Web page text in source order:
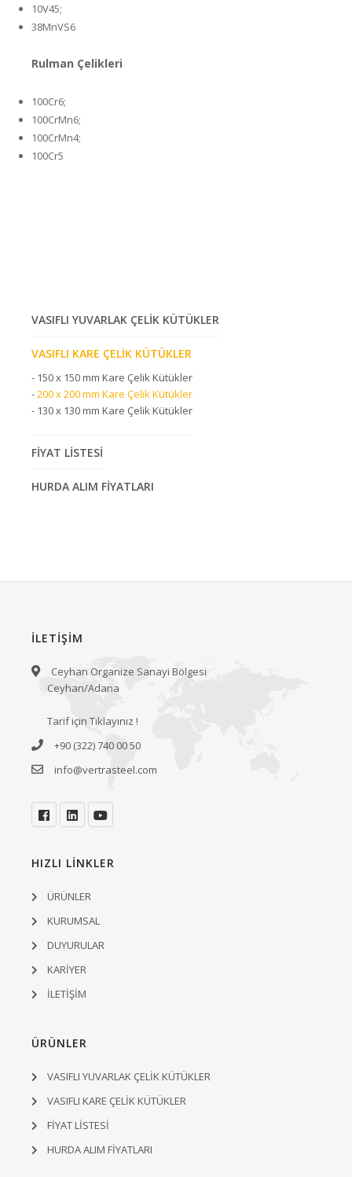
10V45;
38MnVS6
Rulman Çelikleri
100Cr6;
100CrMn6;
100CrMn4;
100Cr5
VASIFLI YUVARLAK ÇELİK KÜTÜKLER
VASIFLI KARE ÇELİK KÜTÜKLER
- 150 x 150 mm Kare Çelik Kütükler
-200 x 200 mm Kare Çelik Kütükler
- 130 x 130 mm Kare Çelik Kütükler
FİYAT LİSTESİ
HURDA ALIM FİYATLARI
İLETİŞİM
Ceyhan Organize Sanayi Bölgesi
Ceyhan/Adana
Tarif için Tıklayınız !
+90 (322) 740 00 50
info@vertrasteel.com
HIZLI LİNKLER
ÜRÜNLER
KURUMSAL
DUYURULAR
KARİYER
İLETİŞİM
ÜRÜNLER
VASIFLI YUVARLAK ÇELİK KÜTÜKLER
VASIFLI KARE ÇELİK KÜTÜKLER
FİYAT LİSTESİ
HURDA ALIM FİYATLARI